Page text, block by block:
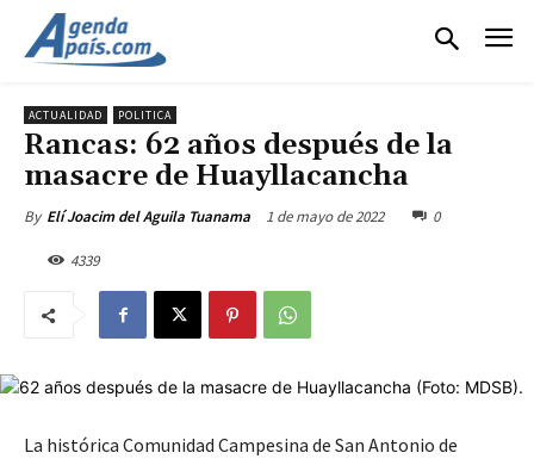
ACTUALIDAD POLITICA
Rancas: 62 años después de la
masacre de Huayllacancha
By Elí Joacim del Aguila Tuanama 1 de mayo de 2022 0
4339
La histórica Comunidad Campesina de San Antonio de